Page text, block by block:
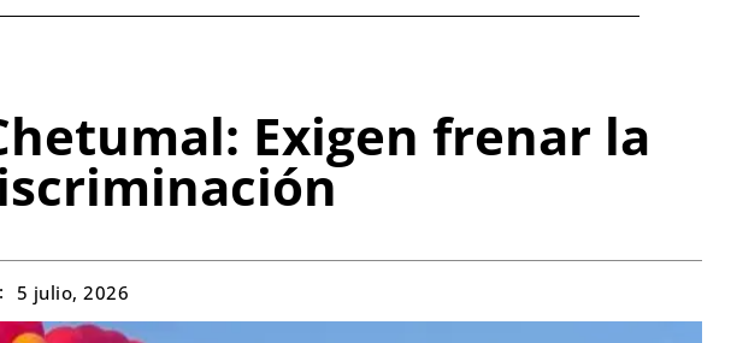
Exigen frenar la
5 julio, 2026